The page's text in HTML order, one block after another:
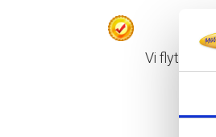
Vi flyttar